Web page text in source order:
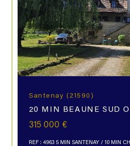
Santenay (21590)
20 MIN BEAUNE SUD
315 000 €
REF : 4963 5 MIN SANTENAY / 10 MIN